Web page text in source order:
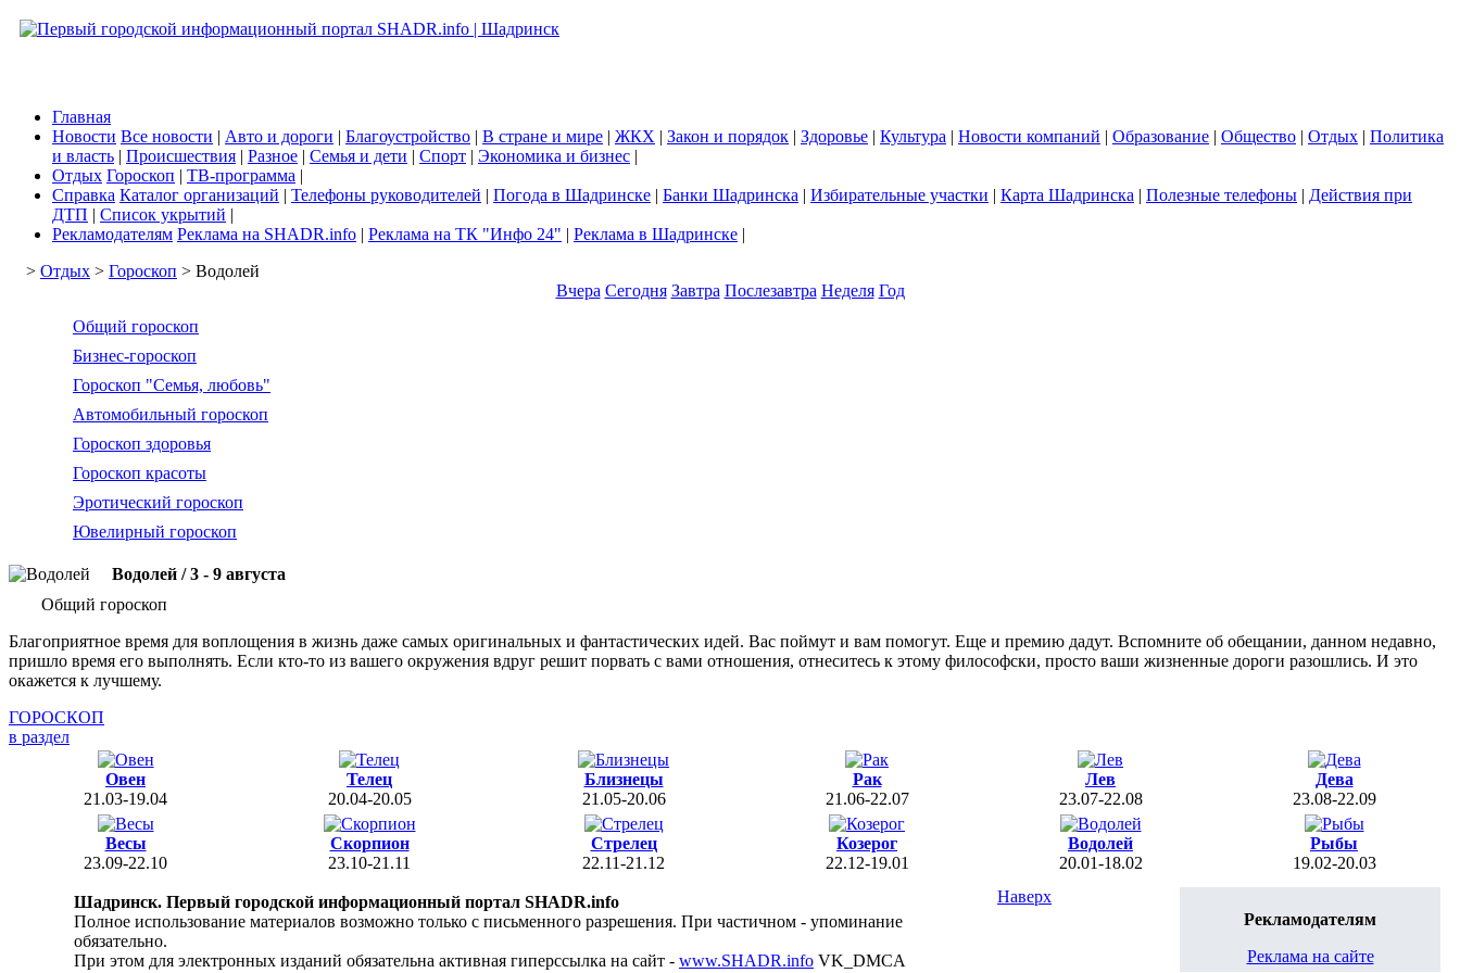
Главная
Новости Все новости | Авто и дороги | Благоустройство | В стране и мире | ЖКХ | Закон и порядок | Здоровье | Культура | Новости компаний | Образование | Общество | Отдых | Политика
и власть | Происшествия | Разное | Семья и дети | Спорт | Экономика и бизнес |
Отдых Гороскоп | ТВ-программа |
Справка Каталог организаций | Телефоны руководителей | Погода в Шадринске | Банки Шадринска | Избирательные участки | Карта Шадринска | Полезные телефоны | Действия при
ДТП | Список укрытий |
Рекламодателям Реклама на SHADR.info | Реклама на ТК "Инфо 24" | Реклама в Шадринске |
> Отдых > Гороскоп > Водолей
Вчера Сегодня Завтра Послезавтра Неделя Год
Общий гороскоп
Бизнес-гороскоп
Гороскоп "Семья, любовь"
Автомобильный гороскоп
Гороскоп здоровья
Гороскоп красоты
Эротический гороскоп
Ювелирный гороскоп
Водолей / 3 - 9 августа
Общий гороскоп
Благоприятное время для воплощения в жизнь даже самых оригинальных и фантастических идей. Вас поймут и вам помогут. Еще и премию дадут. Вспомните об обещании, данном недавно,
пришло время его выполнять. Если кто-то из вашего окружения вдруг решит порвать с вами отношения, отнеситесь к этому философски, просто ваши жизненные дороги разошлись. И это
окажется к лучшему.
ГОРОСКОП
в раздел
Овен
21.03-19.04
Телец
20.04-20.05
Близнецы
21.05-20.06
Рак
21.06-22.07
Лев
23.07-22.08
Дева
23.08-22.09
Весы
23.09-22.10
Скорпион
23.10-21.11
Стрелец
22.11-21.12
Козерог
22.12-19.01
Водолей
20.01-18.02
Рыбы
19.02-20.03
Шадринск. Первый городской информационный портал SHADR.info
Полное использование материалов возможно только с письменного разрешения. При частичном - упоминание
обязательно.
При этом для электронных изданий обязательна активная гиперссылка на сайт - www.SHADR.info VK_DMCA
Рекламодателям
Реклама на сайте
Наверх